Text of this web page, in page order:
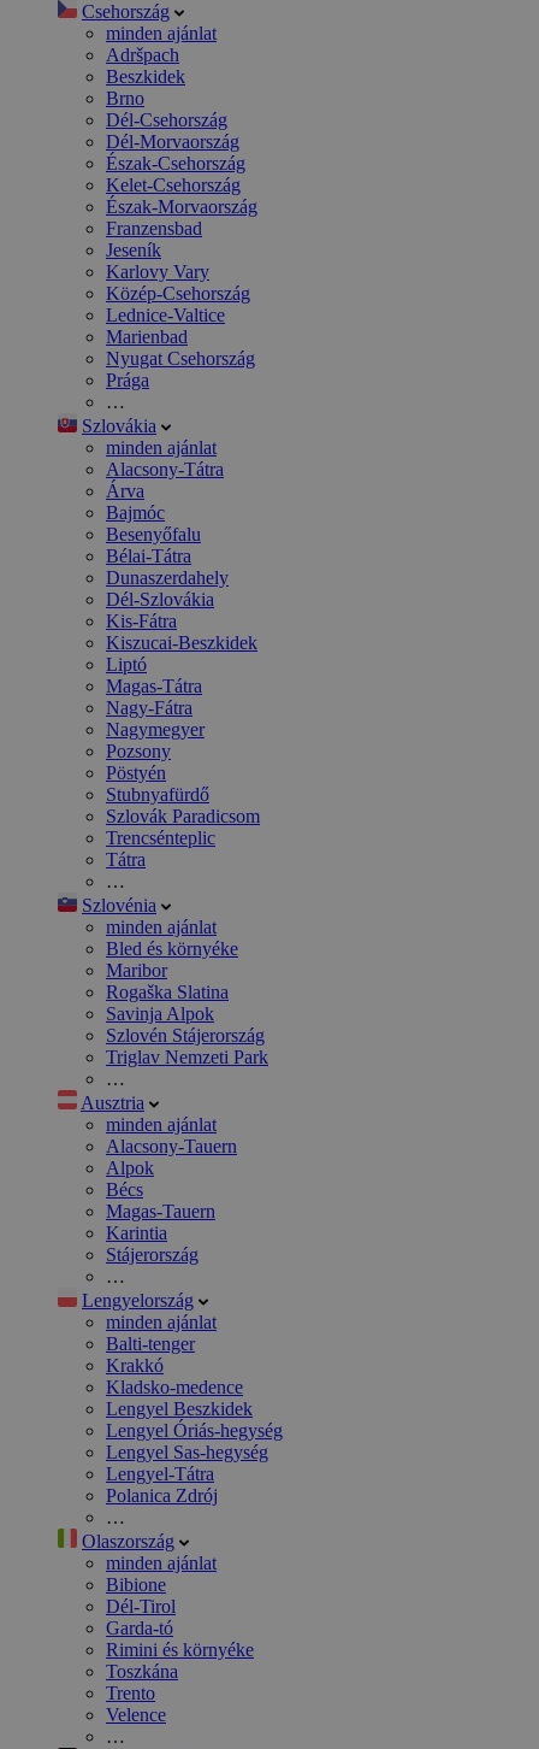
Csehország
minden ajánlat
Adršpach
Beszkidek
Brno
Dél-Csehország
Dél-Morvaország
Észak-Csehország
Kelet-Csehország
Észak-Morvaország
Franzensbad
Jeseník
Karlovy Vary
Közép-Csehország
Lednice-Valtice
Marienbad
Nyugat Csehország
Prága
…
Szlovákia
minden ajánlat
Alacsony-Tátra
Árva
Bajmóc
Besenyőfalu
Bélai-Tátra
Dunaszerdahely
Dél-Szlovákia
Kis-Fátra
Kiszucai-Beszkidek
Liptó
Magas-Tátra
Nagy-Fátra
Nagymegyer
Pozsony
Pöstyén
Stubnyafürdő
Szlovák Paradicsom
Trencsénteplic
Tátra
…
Szlovénia
minden ajánlat
Bled és környéke
Maribor
Rogaška Slatina
Savinja Alpok
Szlovén Stájerország
Triglav Nemzeti Park
…
Ausztria
minden ajánlat
Alacsony-Tauern
Alpok
Bécs
Magas-Tauern
Karintia
Stájerország
…
Lengyelország
minden ajánlat
Balti-tenger
Krakkó
Kladsko-medence
Lengyel Beszkidek
Lengyel Óriás-hegység
Lengyel Sas-hegység
Lengyel-Tátra
Polanica Zdrój
…
Olaszország
minden ajánlat
Bibione
Dél-Tirol
Garda-tó
Rimini és környéke
Toszkána
Trento
Velence
…